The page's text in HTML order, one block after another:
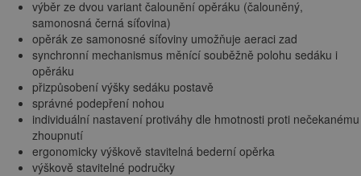
výběr ze dvou variant čalounění opěráku (čalouněný,
samonosná černá síťovina)
opěrák ze samonosné síťoviny umožňuje aeraci zad
synchronní mechanismus měnící souběžně polohu sedáku i
opěráku
přizpůsobení výšky sedáku postavě
správné podepření nohou
individuální nastavení protiváhy dle hmotnosti proti nečekanému
zhoupnutí
ergonomicky výškově stavitelná bederní opěrka
výškově stavitelné područky